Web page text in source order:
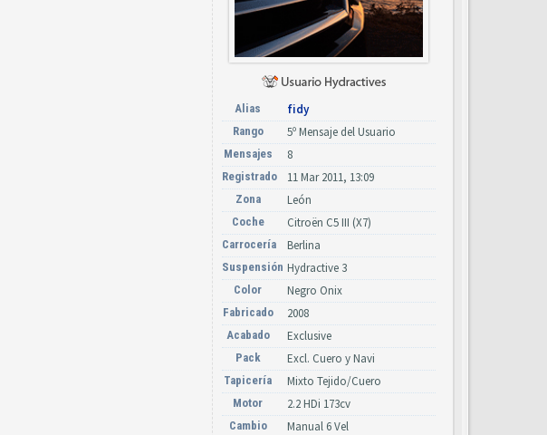
Alias fidy
Rango 5º Mensaje del Usuario
Mensajes 8
Registrado 11 Mar 2011, 13:09
Zona León
Coche Citroën C5 III (X7)
Carrocería Berlina
Suspensión Hydractive 3
Color Negro Onix
Fabricado 2008
Acabado Exclusive
Pack Excl. Cuero y Navi
Tapicería Mixto Tejido/Cuero
Motor 2.2 HDi 173cv
Cambio Manual 6 Vel